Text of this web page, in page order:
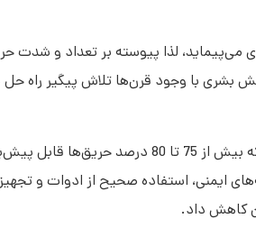
لذا پیوسته بر تعداد و شدت
بشری با وجود قرن‌ها تلاش پیگیر راه
بررسی آمارهای دقیق حریق توسط کشورهای مترقی
ایمنی، استفاده صحیح از ادوات و
کاهش داد.